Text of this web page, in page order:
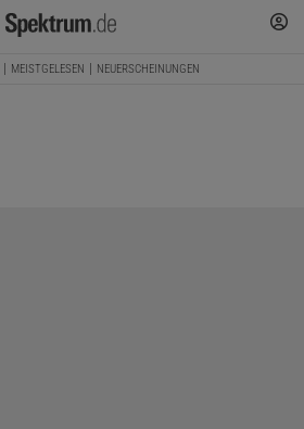
MEISTGELESEN NEUERSCHEINUNGEN